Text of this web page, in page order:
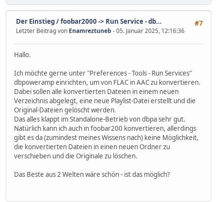
#7
Der Einstieg/foobar2000 -> Run Service - db...
Letzter Beitrag von Enamreztuneb - 05. Januar 2025, 12:16:36
Hallo.
Ich möchte gerne unter "Preferences - Tools - Run Services"
dbpoweramp einrichten, um von FLAC in AAC zu konvertieren.
Dabei sollen alle konvertierten Dateien in einem neuen
Verzeichnis abgelegt, eine neue Playlist-Datei erstellt und die
Original-Dateien gelöscht werden.
Das alles klappt im Standalone-Betrieb von dbpa sehr gut.
Natürlich kann ich auch in foobar200 konvertieren, allerdings
gibt es da (zumindest meines Wissens nach) keine Möglichkeit,
die konvertierten Dateien in einen neuen Ordner zu
verschieben und die Originale zu löschen.
Das Beste aus 2 Welten wäre schön - ist das möglich?